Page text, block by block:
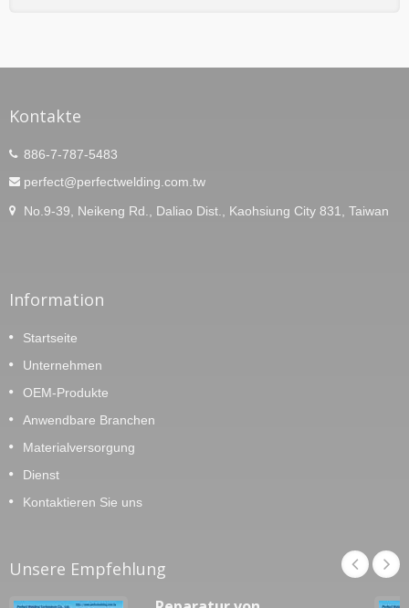
Kontakte
886-7-787-5483
perfect@perfectwelding.com.tw
No.9-39, Neikeng Rd., Daliao Dist., Kaohsiung City 831, Taiwan
Information
Startseite
Unternehmen
OEM-Produkte
Anwendbare Branchen
Materialversorgung
Dienst
Kontaktieren Sie uns
Unsere Empfehlung